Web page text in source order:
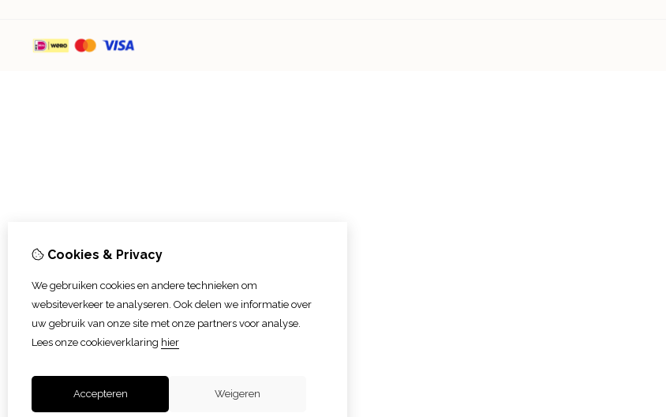
Cookies & Privacy
We gebruiken cookies en andere technieken om
websiteverkeer te analyseren. Ook delen we informatie over
uw gebruik van onze site met onze partners voor analyse.
Lees onze cookieverklaring hier
Accepteren Weigeren